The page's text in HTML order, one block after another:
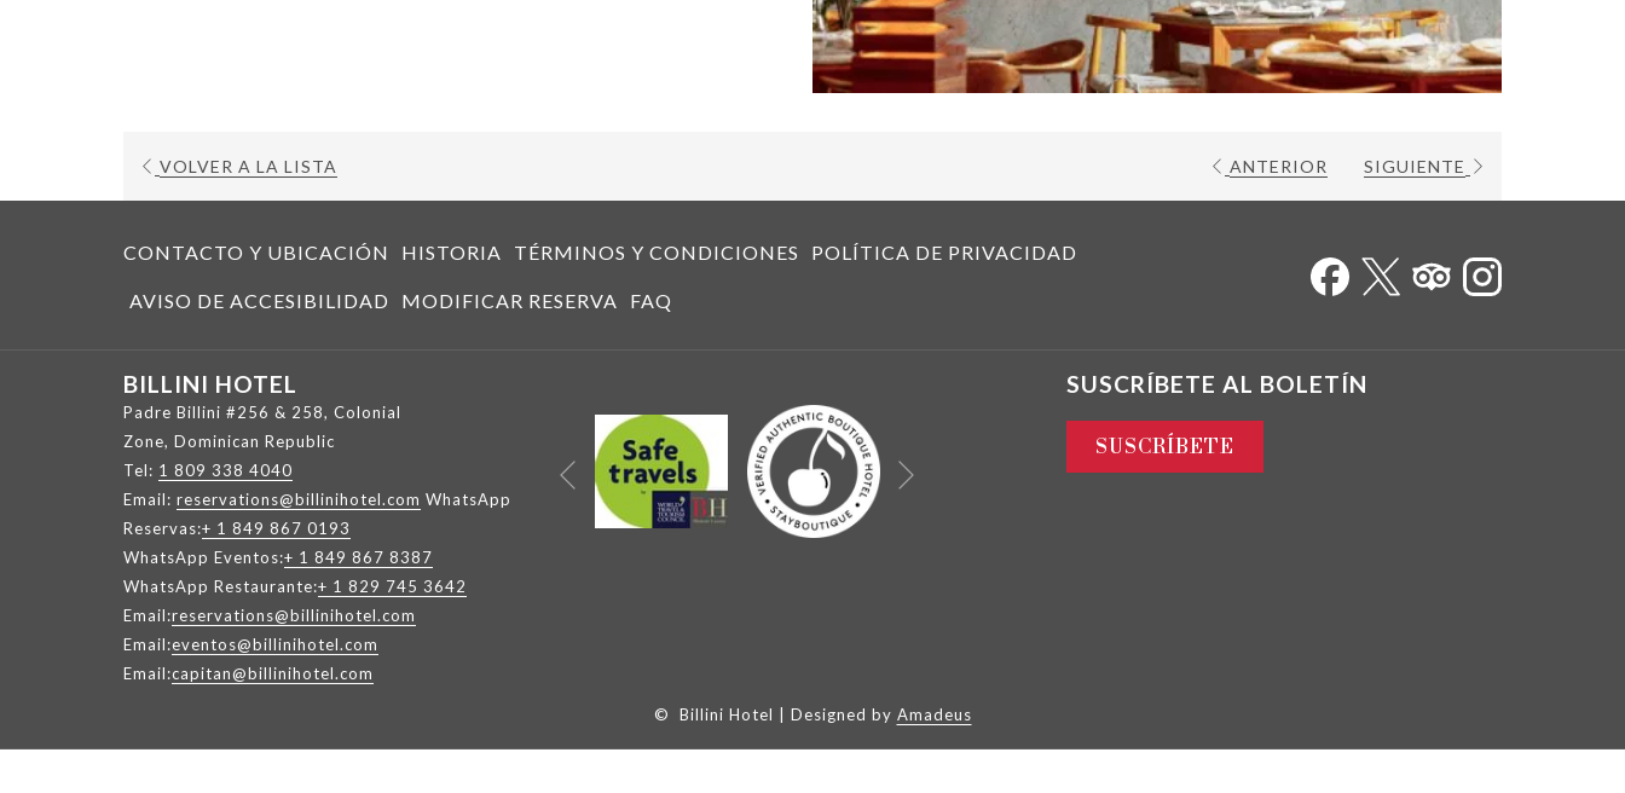
VOLVER A LA LISTA
NUEVA
ANTERIOR SIGUIENTE
CONTACTO Y UBICACIÓN HISTORIA TÉRMINOS Y CONDICIONES POLÍTICA DE PRIVACIDAD
AVISO DE ACCESIBILIDAD MODIFICAR RESERVA FAQ
BILLINI HOTEL
Padre Billini #256 & 258, Colonial
Zone, Dominican Republic
Tel: 1 809 338 4040
Email: reservations@billinihotel.com WhatsApp
Reservas:+ 1 849 867 0193
WhatsApp Eventos:+ 1 849 867 8387
WhatsApp Restaurante:+ 1 829 745 3642
Email:reservations@billinihotel.com
Email:eventos@billinihotel.com
Email:capitan@billinihotel.com
Anterior
SUSCRÍBETE AL BOLETÍN
SUSCRÍBETE
© Billini Hotel | Designed by Amadeus